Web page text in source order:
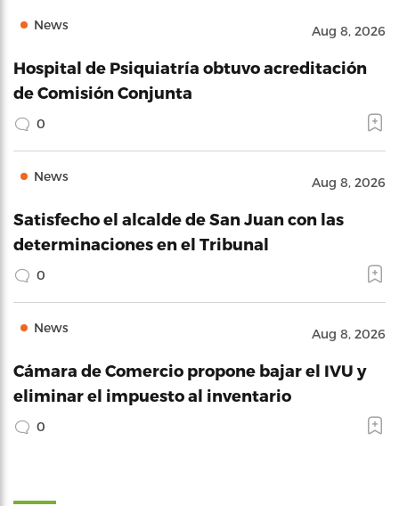
News Aug 8, 2026
Hospital de Psiquiatría obtuvo acreditación
de Comisión Conjunta
0
News Aug 8, 2026
Satisfecho el alcalde de San Juan con las
determinaciones en el Tribunal
0
News Aug 8, 2026
Cámara de Comercio propone bajar el IVU y
eliminar el impuesto al inventario
0